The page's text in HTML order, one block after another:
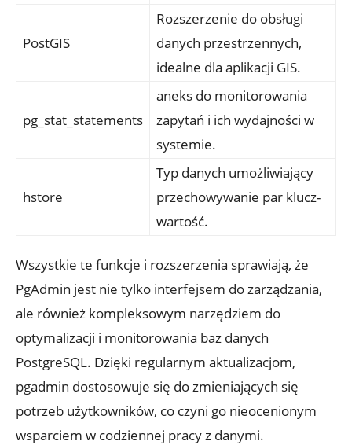
PostGIS
Rozszerzenie do obsługi
danych przestrzennych,
idealne dla aplikacji ⁤GIS.
pg_stat_statements
aneks do monitorowania
zapytań‌ i⁢ ich⁣ wydajności w
systemie.
hstore
Typ danych umożliwiający⁢
przechowywanie par ⁤klucz-
wartość.
Wszystkie te funkcje i rozszerzenia sprawiają, że
PgAdmin jest⁣ nie tylko interfejsem do‍ zarządzania,
ale również kompleksowym narzędziem do
optymalizacji i‌ monitorowania baz danych
‍PostgreSQL. ⁣Dzięki regularnym aktualizacjom,
pgadmin dostosowuje się do zmieniających⁤ się
potrzeb użytkowników, ⁤co czyni ⁢go nieocenionym
wsparciem‍ w codziennej pracy z danymi.